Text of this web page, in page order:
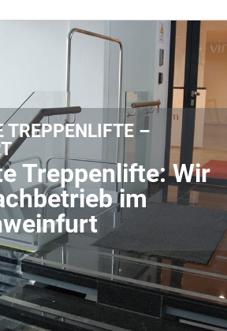
TREPPENLIFTE –
Treppenlifte: Wir
im